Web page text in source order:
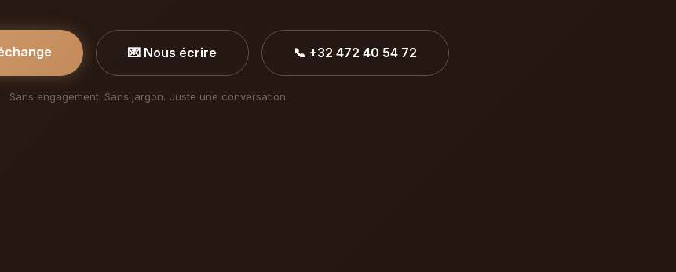
💌 Nous écrire 📞 +32 472 40 54 72
Sans engagement. Sans jargon. Juste une conversation.